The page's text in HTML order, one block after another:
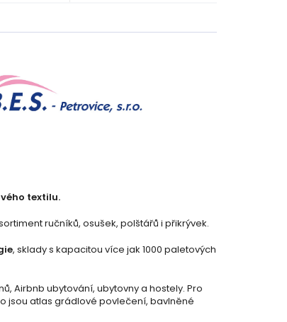
textilu.
ručníků, osušek, polštářů i přikrývek.
, sklady s kapacitou více jak 1000 paletových
Airbnb ubytování, ubytovny a hostely. Pro
jsou atlas grádlové povlečení, bavlněné